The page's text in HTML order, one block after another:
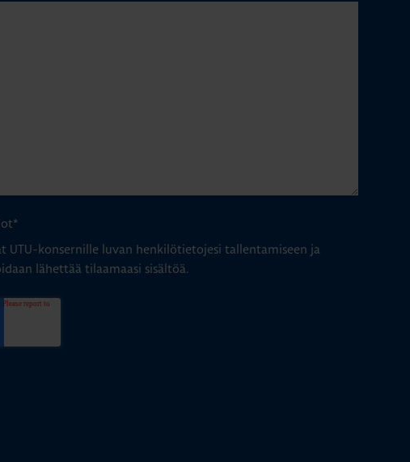
*
UTU-konsernille luvan henkilötietojesi tallentamiseen ja
lähettää tilaamaasi sisältöä.